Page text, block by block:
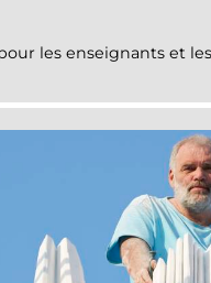
les enseignants et